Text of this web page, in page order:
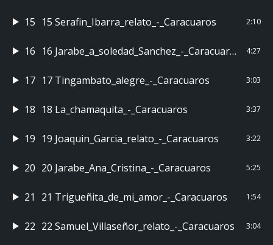
15 15 Serafin_Ibarra_relato_-_Caracuaros 2:10
16 16 Jarabe_a_soledad_Sanchez_-_Caracuaros 4:27
17 17 Tingambato_alegre_-_Caracuaros 3:03
18 18 La_chamaquita_-_Caracuaros 3:37
19 19 Joaquin_Garcia_relato_-_Caracuaros 3:22
20 20 Jarabe_Ana_Cristina_-_Caracuaros 5:25
21 21 Trigueñita_de_mi_amor_-_Caracuaros 1:54
22 22 Samuel_Villaseñor_relato_-_Caracuaros 3:04